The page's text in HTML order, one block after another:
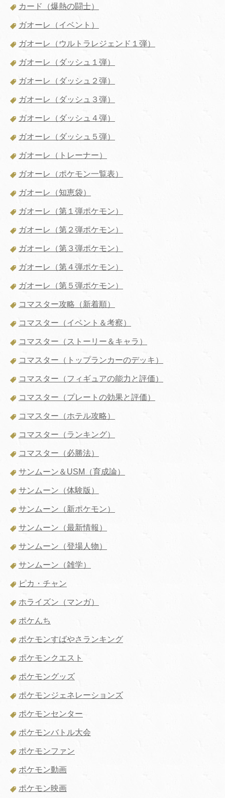
カード（爆熱の闘士）
ガオーレ（イベント）
ガオーレ（ウルトラレジェンド１弾）
ガオーレ（ダッシュ１弾）
ガオーレ（ダッシュ２弾）
ガオーレ（ダッシュ３弾）
ガオーレ（ダッシュ４弾）
ガオーレ（ダッシュ５弾）
ガオーレ（トレーナー）
ガオーレ（ポケモン一覧表）
ガオーレ（知恵袋）
ガオーレ（第１弾ポケモン）
ガオーレ（第２弾ポケモン）
ガオーレ（第３弾ポケモン）
ガオーレ（第４弾ポケモン）
ガオーレ（第５弾ポケモン）
コマスター攻略（新着順）
コマスター（イベント＆考察）
コマスター（ストーリー＆キャラ）
コマスター（トップランカーのデッキ）
コマスター（フィギュアの能力と評価）
コマスター（プレートの効果と評価）
コマスター（ホテル攻略）
コマスター（ランキング）
コマスター（必勝法）
サンムーン＆USM（育成論）
サンムーン（体験版）
サンムーン（新ポケモン）
サンムーン（最新情報）
サンムーン（登場人物）
サンムーン（雑学）
ピカ・チャン
ホライズン（マンガ）
ポケんち
ポケモンすばやさランキング
ポケモンクエスト
ポケモングッズ
ポケモンジェネレーションズ
ポケモンセンター
ポケモンバトル大会
ポケモンファン
ポケモン動画
ポケモン映画